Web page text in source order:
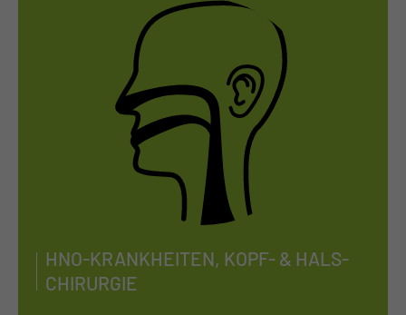
HNO-KRANK­HEI­TEN, KOPF- & HALS­
CHIR­UR­GIE